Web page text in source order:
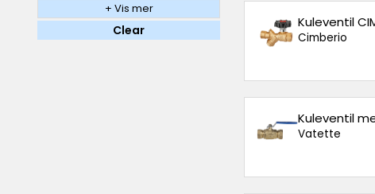
+ Vis mer
Clear Kuleventil
Cimberio
Kuleventil
Vatette